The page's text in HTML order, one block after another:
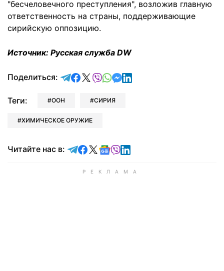
"бесчеловечного преступления", возложив главную
ответственность на страны, поддерживающие
сирийскую оппозицию.
Источник: Русская служба DW
Поделиться: отправить в Telegram
поделиться в Facebook
поделиться в X
отправить в Viber
отправить в Whatsapp
отправить в Messenger
отправить в LinkedIn
Теги: ООН СИРИЯ
ХИМИЧЕСКОЕ ОРУЖИЕ
Читайте нас в: Читайте в Telegram
Читайте в Facebook
Читайте в X
Читайте в Google news
Читайте в Viber
Читайте в LinkedIn